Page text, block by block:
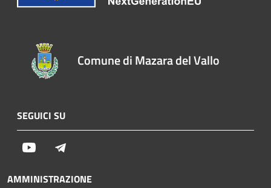
Comune di Mazara del Vallo
SEGUICI SU
Youtube
AMMINISTRAZIONE